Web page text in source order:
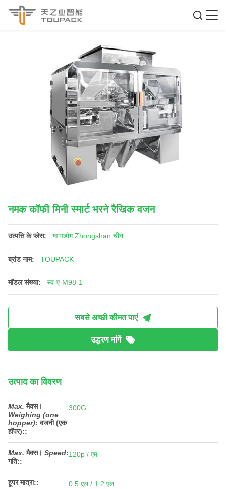
नमक कॉफी मिनी स्मार्ट भरने रैखिक वजन
उत्पत्ति के प्लेस: ग्वांगडोंग Zhongshan चीन
ब्रांड नाम: TOUPACK
मॉडल संख्या: स्व-ए-M98-1
सबसे अच्छी कीमत पाएं
उद्धरण मांगें
उत्पाद का विवरण
Max. मैक्स।
Weighing (one
hopper): वजनी (एक
हॉपर)::
300G
Max. मैक्स। Speed:
गति::
120p / एम
हूपर मात्रा:: 0.5 एल / 1.2 एल